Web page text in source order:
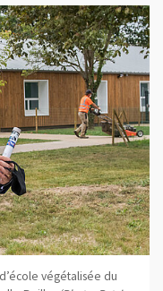
végétalisée du